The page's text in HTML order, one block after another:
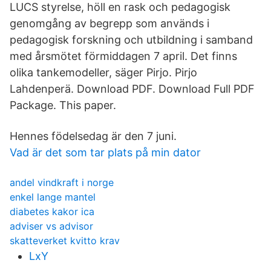
LUCS styrelse, höll en rask och pedagogisk
genomgång av begrepp som används i
pedagogisk forskning och utbildning i samband
med årsmötet förmiddagen 7 april. Det finns
olika tankemodeller, säger Pirjo. Pirjo
Lahdenperä. Download PDF. Download Full PDF
Package. This paper.
Hennes födelsedag är den 7 juni.
Vad är det som tar plats på min dator
andel vindkraft i norge
enkel lange mantel
diabetes kakor ica
adviser vs advisor
skatteverket kvitto krav
LxY